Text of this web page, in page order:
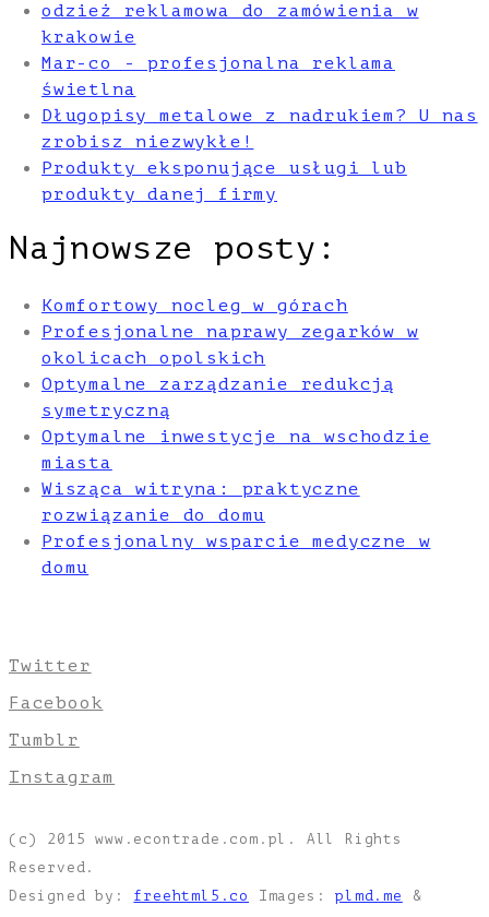
odzież reklamowa do zamówienia w
krakowie
Mar-co - profesjonalna reklama
świetlna
Długopisy metalowe z nadrukiem? U nas
zrobisz niezwykłe!
Produkty eksponujące usługi lub
produkty danej firmy
Najnowsze posty:
Komfortowy nocleg w górach
Profesjonalne naprawy zegarków w
okolicach opolskich
Optymalne zarządzanie redukcją
symetryczną
Optymalne inwestycje na wschodzie
miasta
Wisząca witryna: praktyczne
rozwiązanie do domu
Profesjonalny wsparcie medyczne w
domu
Twitter
Facebook
Tumblr
Instagram
(c) 2015 www.econtrade.com.pl. All Rights
Reserved.
Designed by: freehtml5.co Images:plmd.me &